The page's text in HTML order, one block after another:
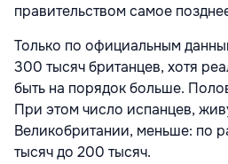
правительством самое
Только по официальным
300 тысяч британцев, хотя
быть на порядок больше.
При этом число испанцев,
Великобритании, меньше: по
тысяч до 200 тысяч.